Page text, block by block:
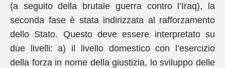
(a seguito della brutale guerra contro l’Iraq), la
seconda fase è stata indirizzata al rafforzamento
dello Stato. Questo deve essere interpretato su
due livelli: a) il livello domestico con l’esercizio
della forza in nome della giustizia, lo sviluppo delle